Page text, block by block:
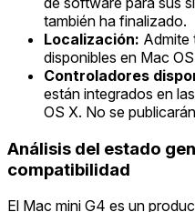
también ha finalizado.
Localización: Admite
disponibles en Mac
Controladores
están integrados en
OS X. No se
Análisis del estado
compatibilidad
El Mac mini G4 es un